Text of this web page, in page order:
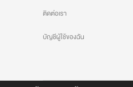
ติดต่อเรา
บัญชีผู้ใช้ของฉัน